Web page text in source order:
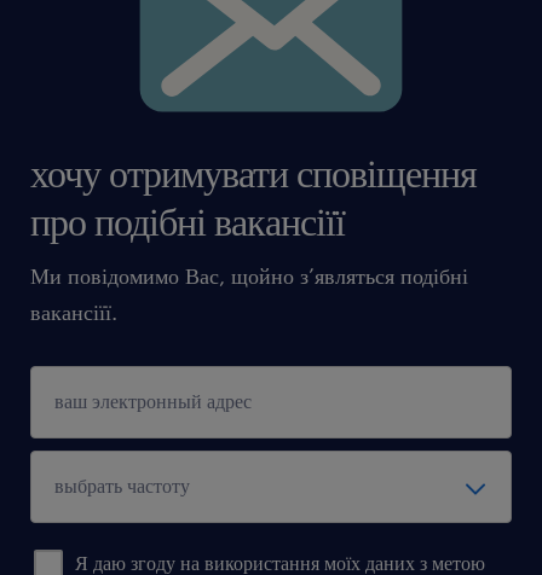
хочу отримувати сповіщення
про подібні вакансіїї
Ми повідомимо Вас, щойно з’являться подібні
вакансіїї.
Я даю згоду на використання моїх даних з метою